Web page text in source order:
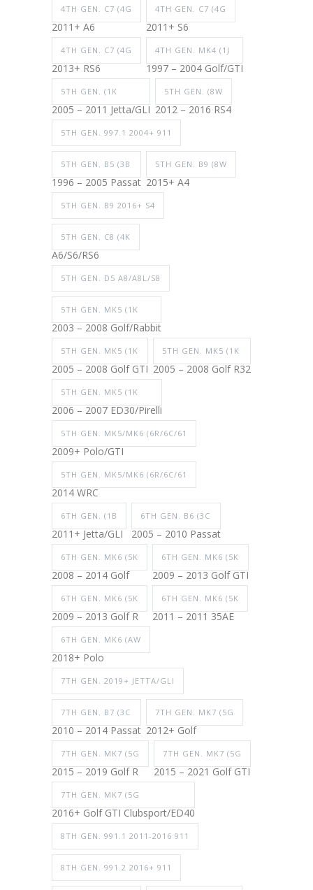
4TH GEN. C7 (4G
2011+ A6
4TH GEN. C7 (4G
2011+ S6
4TH GEN. C7 (4G
2013+ RS6
4TH GEN. MK4 (1J
1997 – 2004 Golf/GTI
5TH GEN. (1K
2005 – 2011 Jetta/GLI
5TH GEN. (8W
2012 – 2016 RS4
5TH GEN. 997.1 2004+ 911
5TH GEN. B5 (3B
1996 – 2005 Passat
5TH GEN. B9 (8W
2015+ A4
5TH GEN. B9 2016+ S4
5TH GEN. C8 (4K
A6/S6/RS6
5TH GEN. D5 A8/A8L/S8
5TH GEN. MK5 (1K
2003 – 2008 Golf/Rabbit
5TH GEN. MK5 (1K
2005 – 2008 Golf GTI
5TH GEN. MK5 (1K
2005 – 2008 Golf R32
5TH GEN. MK5 (1K
2006 – 2007 ED30/Pirelli
5TH GEN. MK5/MK6 (6R/6C/61
2009+ Polo/GTI
5TH GEN. MK5/MK6 (6R/6C/61
2014 WRC
6TH GEN. (1B
2011+ Jetta/GLI
6TH GEN. B6 (3C
2005 – 2010 Passat
6TH GEN. MK6 (5K
2008 – 2014 Golf
6TH GEN. MK6 (5K
2009 – 2013 Golf GTI
6TH GEN. MK6 (5K
2009 – 2013 Golf R
6TH GEN. MK6 (5K
2011 – 2011 35AE
6TH GEN. MK6 (AW
2018+ Polo
7TH GEN. 2019+ JETTA/GLI
7TH GEN. B7 (3C
2010 – 2014 Passat
7TH GEN. MK7 (5G
2012+ Golf
7TH GEN. MK7 (5G
2015 – 2019 Golf R
7TH GEN. MK7 (5G
2015 – 2021 Golf GTI
7TH GEN. MK7 (5G
2016+ Golf GTI Clubsport/ED40
8TH GEN. 991.1 2011-2016 911
8TH GEN. 991.2 2016+ 911